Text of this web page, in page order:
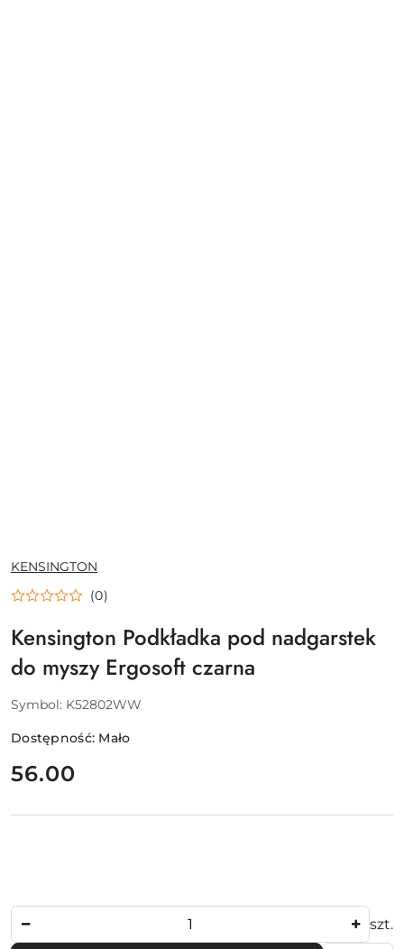
NAZWA
PRODUCENTA:
KENSINGTON
(0)
Kensington Podkładka pod nadgarstek
do myszy Ergosoft czarna
Symbol: K52802WW
Dostępność: Mało
cena:
56.00
szt.